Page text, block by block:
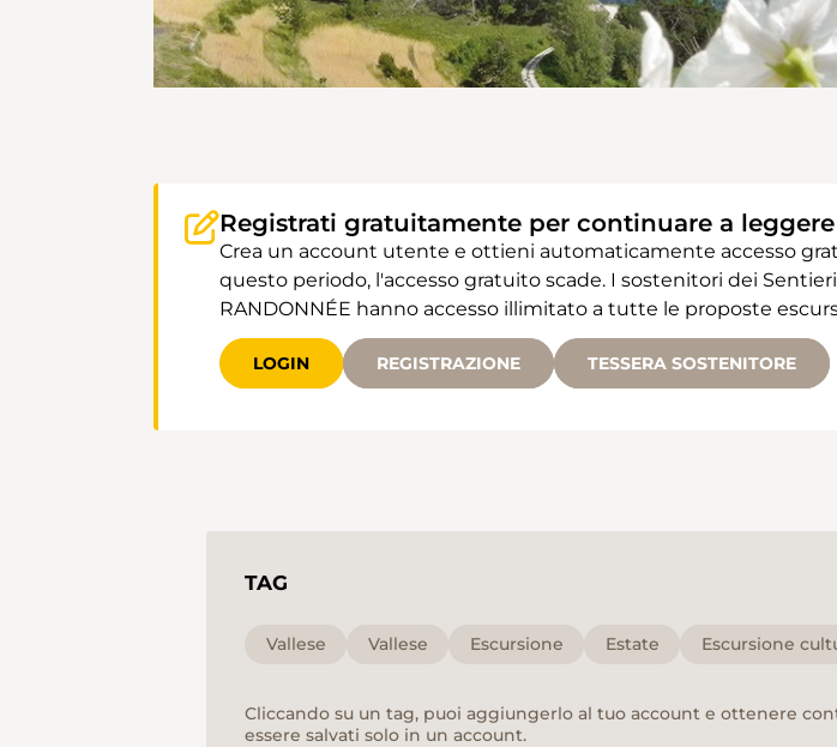
Registrati gratuitamente per continuare a leggere
Crea un account utente e ottieni automaticamente accesso
questo periodo, l'accesso gratuito scade. I sostenitori dei
RANDONNÉE hanno accesso illimitato a tutte le proposte
LOGIN REGISTRAZIONE TESSERA SOSTENITORE
TAG
Vallese Vallese Escursione Estate Escursione
Cliccando su un tag, puoi aggiungerlo al tuo account e ottenere
essere salvati solo in un account.